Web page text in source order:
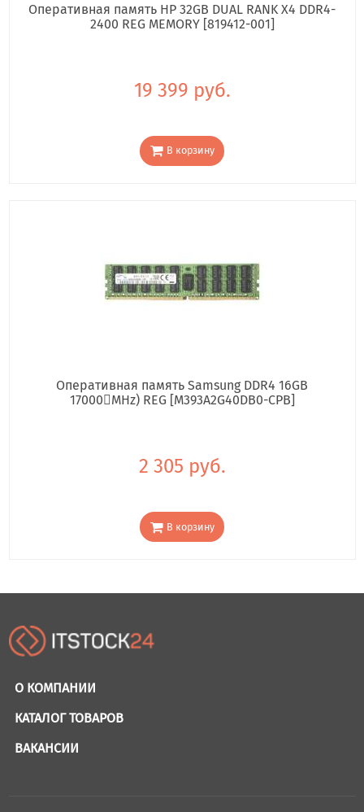
Оперативная память HP 32GB DUAL RANK X4 DDR4-
2400 REG MEMORY [819412-001]
19 399 руб.
В корзину
Оперативная память Samsung DDR4 16GB
17000񢋕MHz) REG [M393A2G40DB0-CPB]
2 305 руб.
В корзину
О КОМПАНИИ
КАТАЛОГ ТОВАРОВ
ВАКАНСИИ